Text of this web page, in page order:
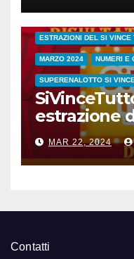
ESTRAZIONI DEL SI VINCE
MARZO 2024 NUMERI E
SUPERENALOTTO SI
estrazione
marzo
e quote
MAR 22, 2024
Contatti